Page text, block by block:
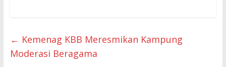
← Kemenag KBB Meresmikan Kampung
Moderasi Beragama